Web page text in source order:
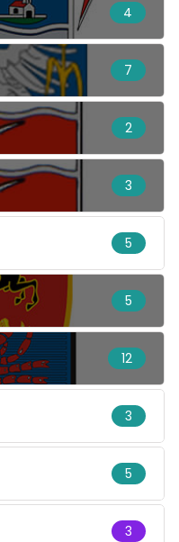
4
7
2
3
5
5
12
3
5
3